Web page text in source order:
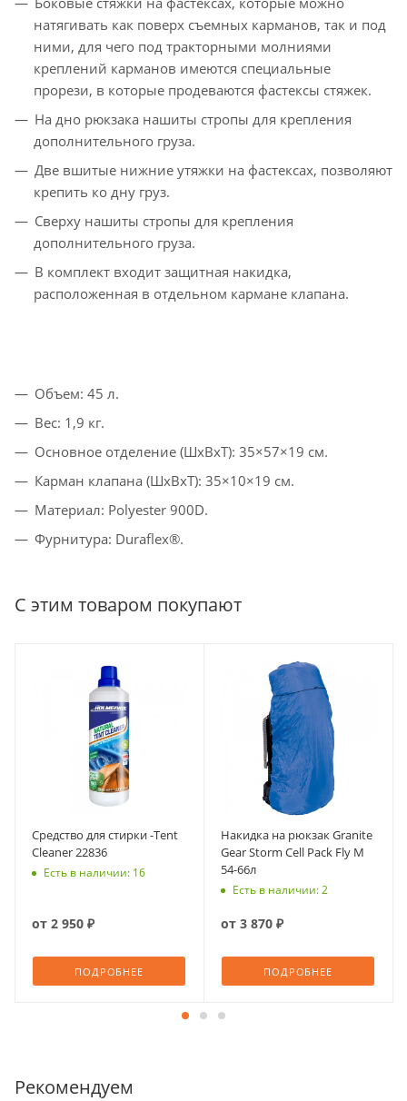
натягивать как поверх съемных карманов, так и под
ними, для чего под тракторными молниями
креплений карманов имеются специальные
прорези, в которые продеваются фастексы стяжек.
На дно рюкзака нашиты стропы для крепления
дополнительного груза.
Две вшитые нижние утяжки на фастексах, позволяют
крепить ко дну груз.
Сверху нашиты стропы для крепления
дополнительного груза.
В комплект входит защитная накидка,
расположенная в отдельном кармане клапана.
Объем: 45 л.
Вес: 1,9 кг.
Основное отделение (ШхВхТ): 35×57×19 см.
Карман клапана (ШхВхТ): 35×10×19 см.
Материал: Polyester 900D.
Фурнитура: Duraflex®.
С этим товаром покупают
Средство для стирки -Tent
Cleaner 22836
Есть в наличии: 16
от 2 950 ₽
ПОДРОБНЕЕ
Накидка на рюкзак Granite
Gear Storm Cell Pack Fly M
54-66л
Есть в наличии: 2
от 3 870 ₽
ПОДРОБНЕЕ
Рекомендуем